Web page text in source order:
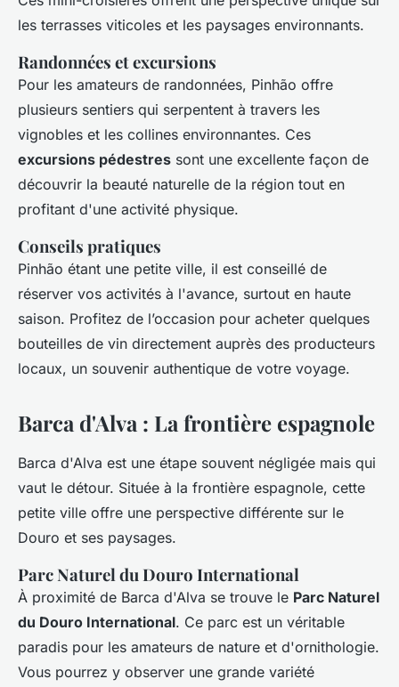
les terrasses viticoles et les paysages environnants.
Randonnées et excursions
Pour les amateurs de randonnées, Pinhão offre
plusieurs sentiers qui serpentent à travers les
vignobles et les collines environnantes. Ces
excursions pédestres sont une excellente façon de
découvrir la beauté naturelle de la région tout en
profitant d'une activité physique.
Conseils pratiques
Pinhão étant une petite ville, il est conseillé de
réserver vos activités à l'avance, surtout en haute
saison. Profitez de l’occasion pour acheter quelques
bouteilles de vin directement auprès des producteurs
locaux, un souvenir authentique de votre voyage.
Barca d'Alva : La frontière espagnole
Barca d'Alva est une étape souvent négligée mais qui
vaut le détour. Située à la frontière espagnole, cette
petite ville offre une perspective différente sur le
Douro et ses paysages.
Parc Naturel du Douro International
À proximité de Barca d'Alva se trouve le Parc Naturel
du Douro International. Ce parc est un véritable
paradis pour les amateurs de nature et d'ornithologie.
Vous pourrez y observer une grande variété